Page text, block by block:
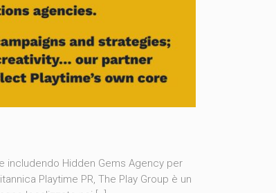
includendo Hidden Gems Agency per
Playtime PR, The Play Group è un